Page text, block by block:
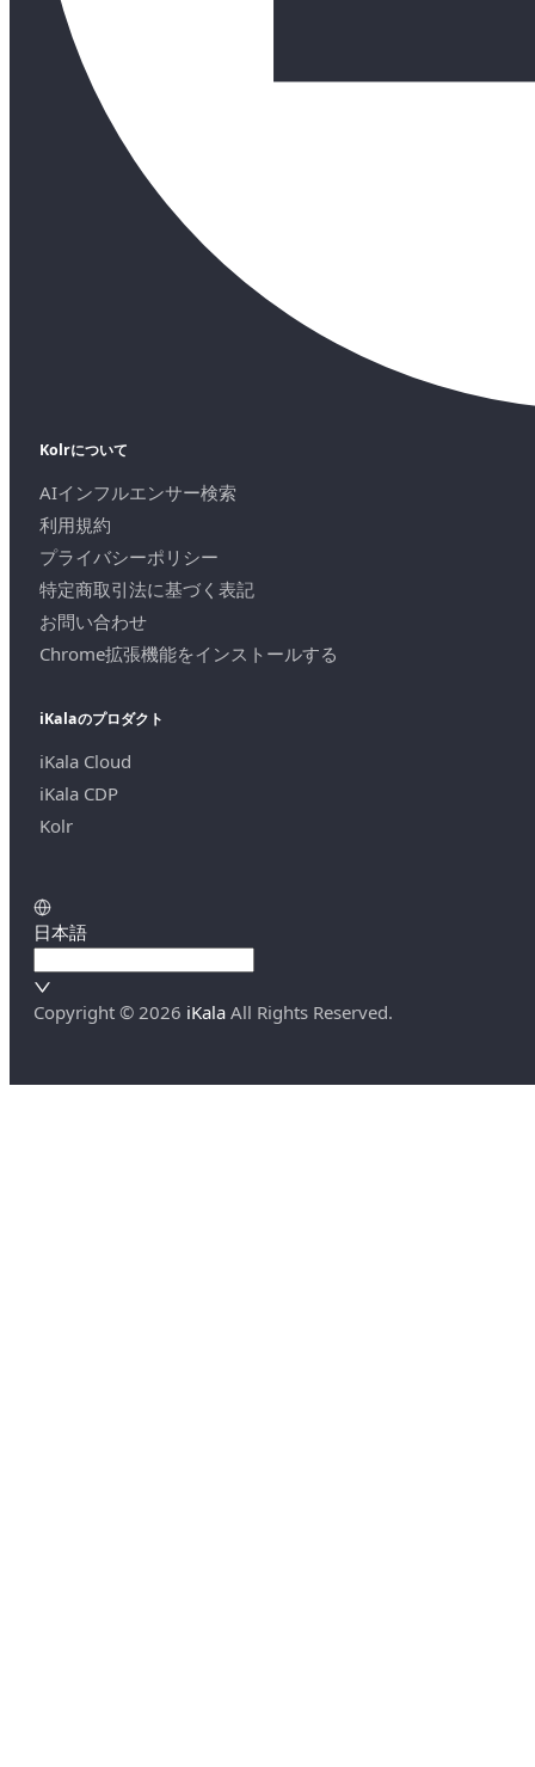
Kolrについて
AIインフルエンサー検索
利用規約
プライバシーポリシー
特定商取引法に基づく表記
お問い合わせ
Chrome拡張機能をインストールする
iKalaのプロダクト
iKala Cloud
iKala CDP
Kolr
日本語
Copyright © 2026 iKala All Rights Reserved.